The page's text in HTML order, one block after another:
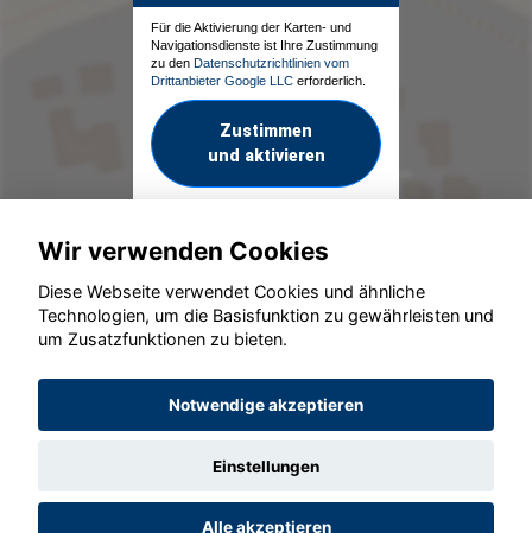
Für die Aktivierung der Karten- und
Navigationsdienste ist Ihre Zustimmung
zu den Datenschutzrichtlinien vom
Drittanbieter Google LLC erforderlich.
Zustimmen
und aktivieren
© konjunkturmotor.de GmbH 2020 - 2026
Wir verwenden Cookies
Diese Webseite verwendet Cookies und ähnliche
Technologien, um die Basisfunktion zu gewährleisten und
um Zusatzfunktionen zu bieten.
Notwendige akzeptieren
Einstellungen
Alle akzeptieren